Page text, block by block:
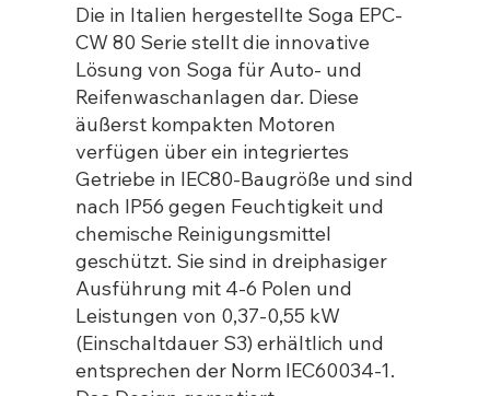
Die in Italien hergestellte Soga EPC-
CW 80 Serie stellt die innovative
Lösung von Soga für Auto- und
Reifenwaschanlagen dar. Diese
äußerst kompakten Motoren
verfügen über ein integriertes
Getriebe in IEC80-Baugröße und sind
nach IP56 gegen Feuchtigkeit und
chemische Reinigungsmittel
geschützt. Sie sind in dreiphasiger
Ausführung mit 4-6 Polen und
Leistungen von 0,37-0,55 kW
(Einschaltdauer S3) erhältlich und
entsprechen der Norm IEC60034-1.